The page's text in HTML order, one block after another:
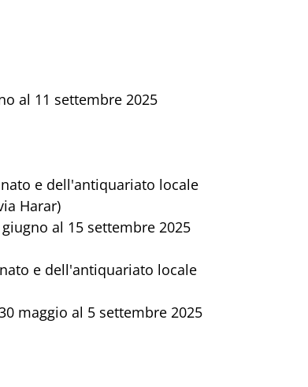
al 11 settembre 2025
e dell'antiquariato locale
Harar)
al 15 settembre 2025
e dell'antiquariato locale
maggio al 5 settembre 2025